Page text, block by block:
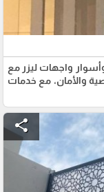
واجهات ليزر مع
والأمان، مع خدمات
share